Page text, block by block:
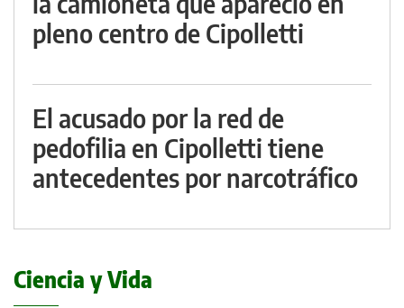
pleno centro de Cipolletti
El acusado por la red de
pedofilia en Cipolletti tiene
antecedentes por narcotráfico
Ciencia y Vida